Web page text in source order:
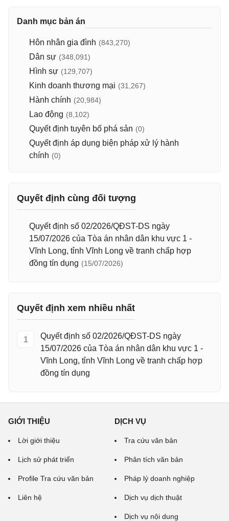
Danh mục bản án
Hôn nhân gia đình (843,270)
Dân sự (348,091)
Hình sự (129,707)
Kinh doanh thương mại (31,267)
Hành chính (20,984)
Lao động (8,102)
Quyết định tuyên bố phá sản (0)
Quyết định áp dụng biện pháp xử lý hành
chính (0)
Quyết định cùng đối tượng
Quyết định số 02/2026/QĐST-DS ngày
15/07/2026 của Tòa án nhân dân khu vực 1 -
Vĩnh Long, tỉnh Vĩnh Long về tranh chấp hợp
đồng tín dụng (15/07/2026)
Quyết định xem nhiều nhất
1
Quyết định số 02/2026/QĐST-DS ngày
15/07/2026 của Tòa án nhân dân khu vực 1 -
Vĩnh Long, tỉnh Vĩnh Long về tranh chấp hợp
đồng tín dụng
GIỚI THIỆU
Lời giới thiệu
Lịch sử phát triển
Profile Tra cứu văn bản
Liên hệ
DỊCH VỤ
Tra cứu văn bản
Phân tích văn bản
Pháp lý doanh nghiệp
Dịch vụ dịch thuật
Dịch vụ nội dung